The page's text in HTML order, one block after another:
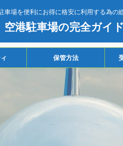
車場を便利にお得に格安に利用する為の
空港駐車場の完全ガイド
保管方法